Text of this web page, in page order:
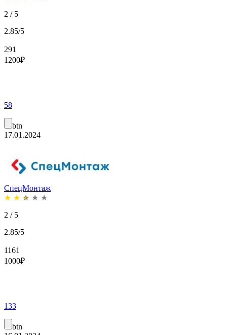
2 / 5
2.85/5
291
1200₽
58
btn
17.01.2024
СпецМонтаж
★ ★ ★ ★ ★
2 / 5
2.85/5
1161
1000₽
133
btn